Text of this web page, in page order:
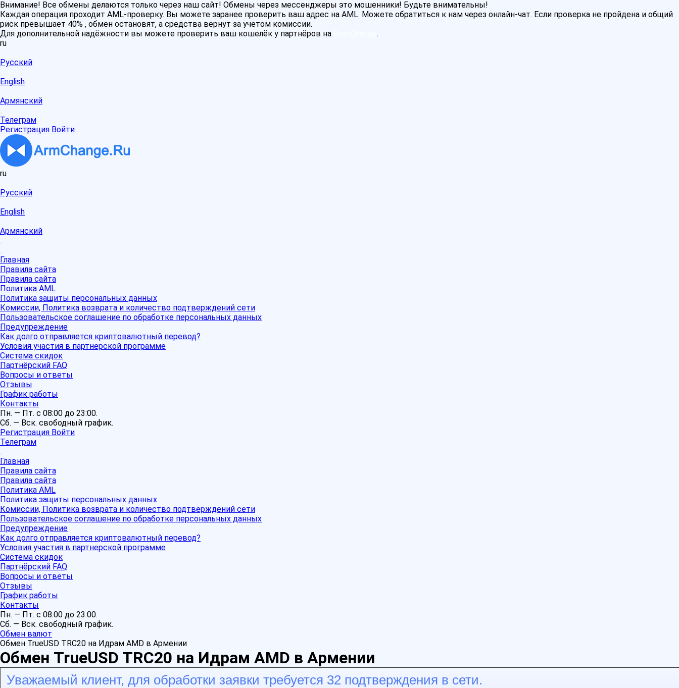
Внимание! Все обмены делаются только через наш сайт! Обмены через мессенджеры это мошенники! Будьте внимательны!
Каждая операция проходит AML-проверку. Вы можете заранее проверить ваш адрес на AML. Можете обратиться к нам через онлайн-чат. Если проверка не пройдена и общий
риск превышает 40% , обмен остановят, а средства вернут за учетом комиссии.
Для дополнительной надёжности вы можете проверить ваш кошелёк у партнёров на
.
ru
Русский
English
Армянский
Телеграм
Регистрация Войти
ru
Русский
English
Армянский
Главная
Правила сайта
Правила сайта
Политика AML
Политика защиты персональных данных
Комиссии, Политика возврата и количество подтверждений сети
Пользовательское соглашение по обработке персональных данных
Предупреждение
Как долго отправляется криптовалютный перевод?
Условия участия в партнерской программе
Система скидок
Партнёрский FAQ
Вопросы и ответы
Отзывы
График работы
Контакты
Пн. — Пт. с 08:00 до 23:00.
Сб. — Вск. свободный график.
Регистрация Войти
Телеграм
Главная
Правила сайта
Правила сайта
Политика AML
Политика защиты персональных данных
Комиссии, Политика возврата и количество подтверждений сети
Пользовательское соглашение по обработке персональных данных
Предупреждение
Как долго отправляется криптовалютный перевод?
Условия участия в партнерской программе
Система скидок
Партнёрский FAQ
Вопросы и ответы
Отзывы
График работы
Контакты
Пн. — Пт. с 08:00 до 23:00.
Сб. — Вск. свободный график.
Обмен валют
Обмен TrueUSD TRC20 на Идрам AMD в Армении
Обмен TrueUSD TRC20 на Идрам AMD в Армении
Уважаемый клиент, для обработки заявки требуется 32 подтверждения в сети.